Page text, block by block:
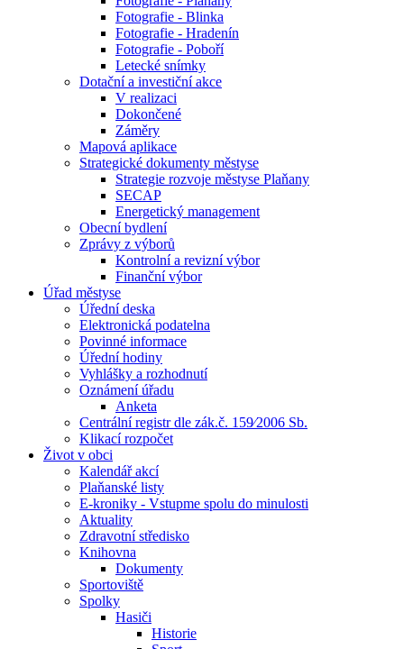
Fotografie - Blinka
Fotografie - Hradenín
Fotografie - Poboří
Letecké snímky
Dotační a investiční akce
V realizaci
Dokončené
Záměry
Mapová aplikace
Strategické dokumenty městyse
Strategie rozvoje městyse Plaňany
SECAP
Energetický management
Obecní bydlení
Zprávy z výborů
Kontrolní a revizní výbor
Finanční výbor
Úřad městyse
Úřední deska
Elektronická podatelna
Povinné informace
Úřední hodiny
Vyhlášky a rozhodnutí
Oznámení úřadu
Anketa
Centrální registr dle zák.č. 159⁄2006 Sb.
Klikací rozpočet
Život v obci
Kalendář akcí
Plaňanské listy
E-kroniky - Vstupme spolu do minulosti
Aktuality
Zdravotní středisko
Knihovna
Dokumenty
Sportoviště
Spolky
Hasiči
Historie